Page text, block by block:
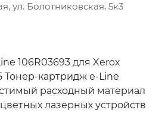
ул. Болотниковская, 5к3
106R03693 для Xerox
Тонер-картридж e-Line
расходный материал
лазерных устройств